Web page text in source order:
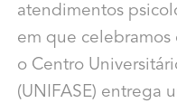
atendimentos
em que celebramos
o Centro
(UNIFASE) entrega